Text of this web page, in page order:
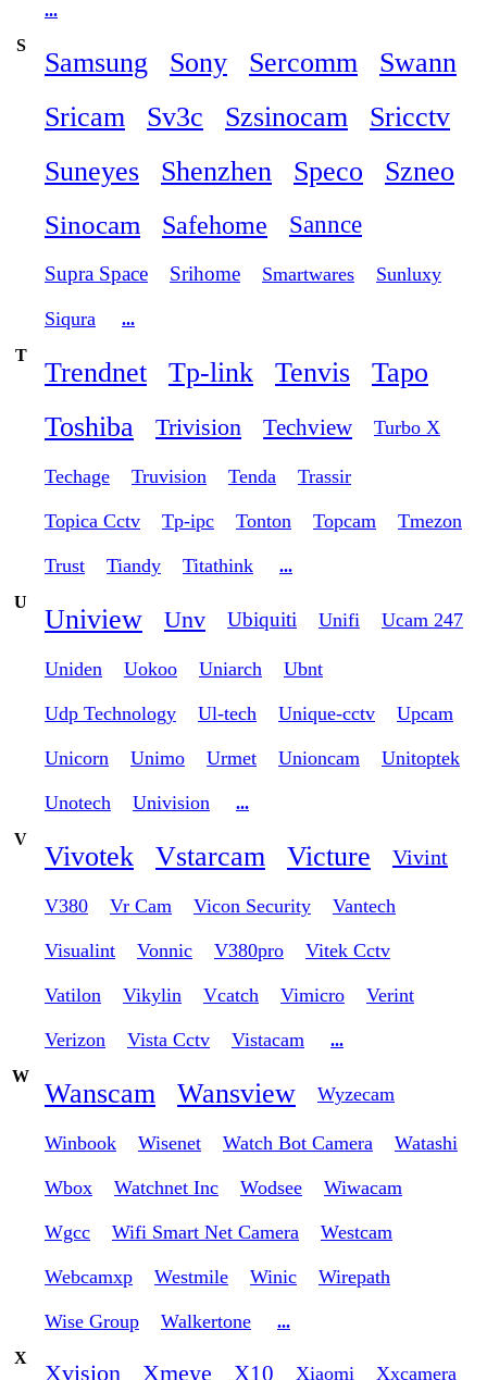
...
S
Samsung Sony Sercomm
Swann
Sricam
Sv3c Szsinocam
Sricctv
Suneyes
Shenzhen Speco Szneo
Sinocam Safehome Sannce
Supra Space Srihome Smartwares Sunluxy
Siqura
...
T
Trendnet Tp-link Tenvis
Tapo
Toshiba
Trivision Techview Turbo X
Techage Truvision Tenda Trassir
Topica Cctv Tp-ipc Tonton Topcam Tmezon
Trust Tiandy Titathink
...
U
Uniview Unv Ubiquiti Unifi Ucam 247
Uniden Uokoo Uniarch Ubnt
Udp Technology Ul-tech Unique-cctv Upcam
Unicorn Unimo Urmet Unioncam Unitoptek
Unotech Univision
...
V
Vivotek Vstarcam Victure Vivint
V380 Vr Cam Vicon Security Vantech
Visualint Vonnic V380pro Vitek Cctv
Vatilon Vikylin Vcatch Vimicro Verint
Verizon Vista Cctv Vistacam
...
W
Wanscam Wansview Wyzecam
Winbook Wisenet Watch Bot Camera Watashi
Wbox Watchnet Inc Wodsee Wiwacam
Wgcc Wifi Smart Net Camera Westcam
Webcamxp Westmile Winic Wirepath
Wise Group Walkertone
...
X
Xvision Xmeye X10 Xiaomi Xxcamera